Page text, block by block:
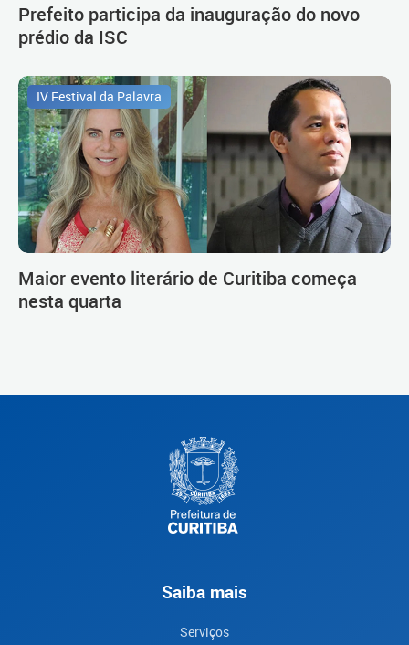
Prefeito participa da inauguração do novo
prédio da ISC
IV Festival da Palavra
Maior evento literário de Curitiba começa
nesta quarta
Saiba mais
Serviços